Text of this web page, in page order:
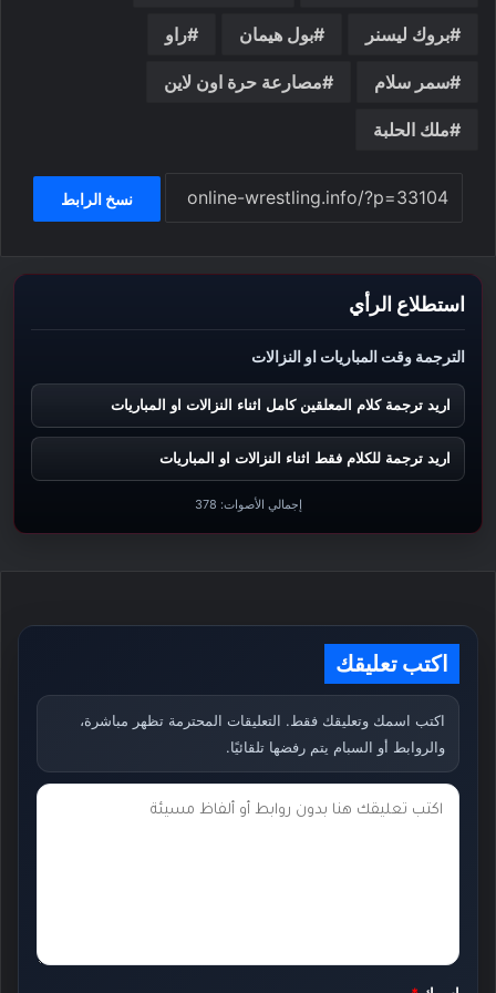
بروك ليسنر بول هيمان راو
سمر سلام مصارعة حرة اون لاين
ملك الحلبة
نسخ الرابط
استطلاع الرأي
الترجمة وقت المباريات او النزالات
اريد ترجمة كلام المعلقين كامل اثناء النزالات او المباريات
اريد ترجمة للكلام فقط اثناء النزالات او المباريات
إجمالي الأصوات: 378
اكتب تعليقك
اكتب اسمك وتعليقك فقط. التعليقات المحترمة تظهر مباشرة،
والروابط أو السبام يتم رفضها تلقائيًا.
ت
ك